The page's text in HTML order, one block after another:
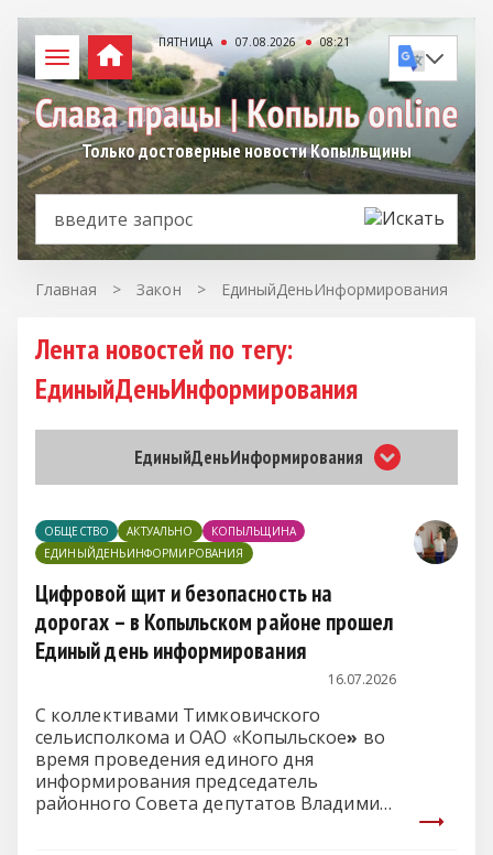
ПЯТНИЦА 07.08.2026 08:21
Только достоверные новости Копыльщины
Главная > Закон > ЕдиныйДеньИнформирования
Лента новостей по тегу:
ЕдиныйДеньИнформирования
ЕдиныйДеньИнформирования
ОБЩЕСТВО АКТУАЛЬНО
КОПЫЛЬЩИНА
ЕДИНЫЙДЕНЬИНФОРМИРОВАНИЯ
Цифровой щит и безопасность на
дорогах – в Копыльском районе прошел
Единый день информирования
16.07.2026
С коллективами Тимковичского
сельисполкома и ОАО «Копыльское» во
время проведения единого дня
информирования председатель
районного Совета депутатов Владимир